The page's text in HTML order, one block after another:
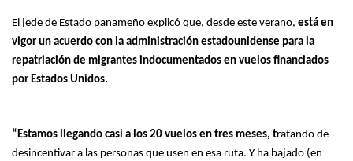
El jede de Estado panameño explicó que, desde este verano, está en
vigor un acuerdo con la administración estadounidense para la
repatriación de migrantes indocumentados en vuelos financiados
por Estados Unidos.
“Estamos llegando casi a los 20 vuelos en tres meses, tratando de
desincentivar a las personas que usen en esa ruta. Y ha bajado (en